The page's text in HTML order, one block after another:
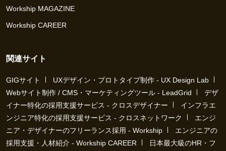
Workship MAGAZINE
Workship CAREER
関連サイト
GIGサイト
UXデザイン・プロトタイプ制作 - UX Design Lab
Webサイト制作 / CMS・マーケティングツール - LeadGrid
デザ
イナー特化の採用支援サービス - クロスデザイナー
インフラエ
ンジニア特化の採用支援サービス - クロスネットワーク
エンジ
ニア・デザイナーのフリーランス採用 - Workship
エンジニアの
採用支援・人材紹介 - Workship CAREER
日本最大級のHR・フ